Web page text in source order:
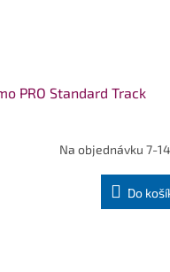
PRO Standard Track
Na objednávku 7-
Do